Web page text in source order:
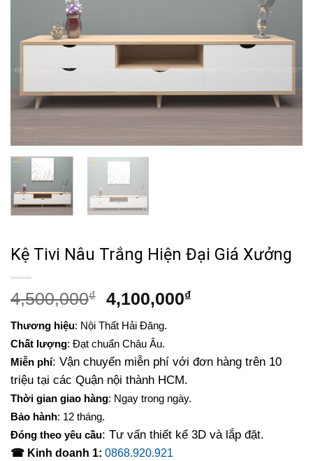
Kệ Tivi Nâu Trắng Hiện Đại Giá Xưởng
4,500,000₫
Giá
là:
4,500,000₫.
4,100,000₫Giá
4,100,000₫.
Thương hiệu: Nội Thất Hải Đăng.
Chất lượng: Đạt chuẩn Châu Âu.
Miễn phí: Vận chuyển miễn phí với đơn hàng trên 10
triệu tại các Quận nội thành HCM.
Thời gian giao hàng: Ngay trong ngày.
Bảo hành: 12 tháng.
Đóng theo yêu cầu: Tư vấn thiết kế 3D và lắp đặt.
☎ Kinh doanh 1: 0868.920.921